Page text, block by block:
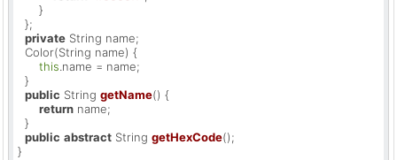
      }
  };
private String name;
  Color(String name) {
this.name = name;
  }
public String getName() {
return name;
  }
public abstract String getHexCode();
}